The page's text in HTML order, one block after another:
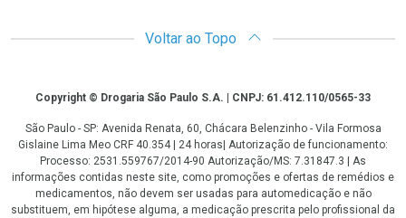
Voltar ao Topo
CopyrightCopyright © Drogaria São Paulo S.A. | CNPJ: 61.412.110/0565-33
São Paulo - SP: Avenida Renata, 60, Chácara Belenzinho - Vila Formosa
Gislaine Lima Meo CRF 40.354 | 24 horas| Autorização de funcionamento:
Processo: 2531.559767/2014-90 Autorização/MS: 7.31847.3 | As
informações contidas neste site, como promoções e ofertas de remédios e
medicamentos, não devem ser usadas para automedicação e não
substituem, em hipótese alguma, a medicação prescrita pelo profissional da